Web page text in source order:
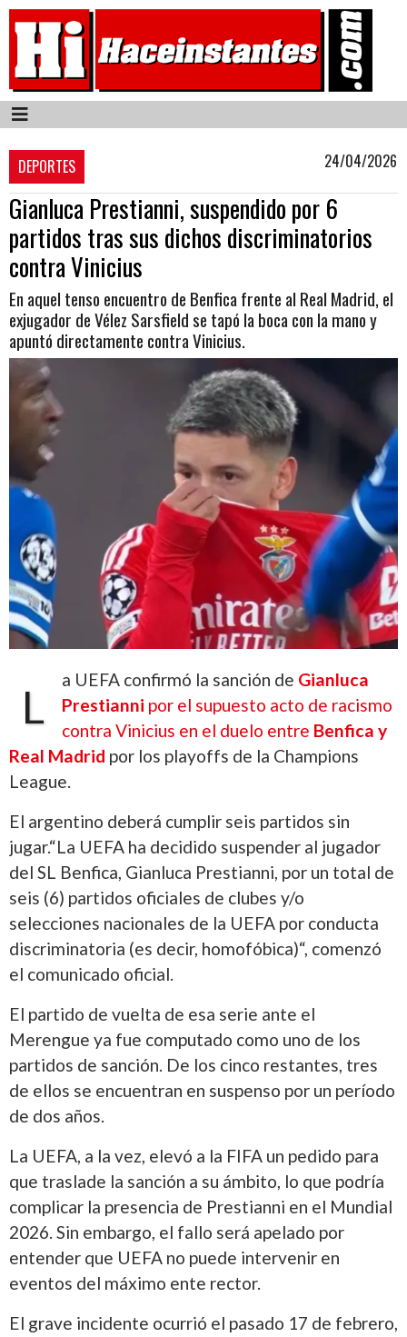
DEPORTES 24/04/2026
Gianluca Prestianni, suspendido por 6
partidos tras sus dichos discriminatorios
contra Vinicius
En aquel tenso encuentro de Benfica frente al Real Madrid, el
exjugador de Vélez Sarsfield se tapó la boca con la mano y
apuntó directamente contra Vinicius.
L
a UEFA confirmó la sanción de Gianluca
Prestianni por el supuesto acto de racismo
contra Vinicius en el duelo entre Benfica y
Real Madrid por los playoffs de la Champions
League.
El argentino deberá cumplir seis partidos sin
jugar.“La UEFA ha decidido suspender al jugador
del SL Benfica, Gianluca Prestianni, por un total de
seis (6) partidos oficiales de clubes y/o
selecciones nacionales de la UEFA por conducta
discriminatoria (es decir, homofóbica)“, comenzó
el comunicado oficial.
El partido de vuelta de esa serie ante el
Merengue ya fue computado como uno de los
partidos de sanción. De los cinco restantes, tres
de ellos se encuentran en suspenso por un período
de dos años.
La UEFA, a la vez, elevó a la FIFA un pedido para
que traslade la sanción a su ámbito, lo que podría
complicar la presencia de Prestianni en el Mundial
2026. Sin embargo, el fallo será apelado por
entender que UEFA no puede intervenir en
eventos del máximo ente rector.
El grave incidente ocurrió el pasado 17 de febrero,